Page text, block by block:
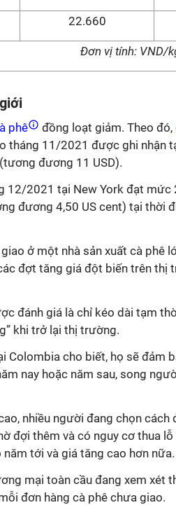
22.660
Đơn vị tính: VND/
phê đồng loạt giảm. Theo đó,
tháng 11/2021 được ghi nhận
đương 11 USD).
12/2021 tại New York đạt mức
đương 4,50 US cent) tại thời
ở một nhà sản xuất cà phê
đợt tăng giá đột biến trên thị
đánh giá là chỉ kéo dài tạm
khi trở lại thị trường.
Colombia cho biết, họ sẽ đảm
nay hoặc năm sau, song
nhiều người đang chọn cách
đợi thêm và có nguy cơ thua lỗ
tới và giá tăng cao hơn nữa.
mại toàn cầu đang xem xét
đơn hàng cà phê chưa giao.